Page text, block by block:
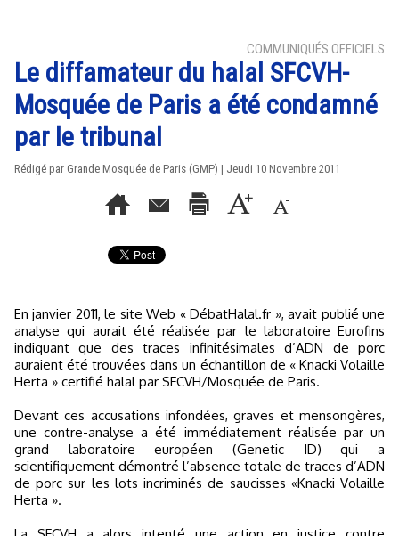
COMMUNIQUÉS OFFICIELS
Le diffamateur du halal SFCVH-
Mosquée de Paris a été condamné
par le tribunal
Rédigé par Grande Mosquée de Paris (GMP) | Jeudi 10 Novembre 2011
En janvier 2011, le site Web « DébatHalal.fr », avait publié une
analyse qui aurait été réalisée par le laboratoire Eurofins
indiquant que des traces infinitésimales d’ADN de porc
auraient été trouvées dans un échantillon de « Knacki Volaille
Herta » certifié halal par SFCVH/Mosquée de Paris.
Devant ces accusations infondées, graves et mensongères,
une contre-analyse a été immédiatement réalisée par un
grand laboratoire européen (Genetic ID) qui a
scientifiquement démontré l’absence totale de traces d’ADN
de porc sur les lots incriminés de saucisses «Knacki Volaille
Herta ».